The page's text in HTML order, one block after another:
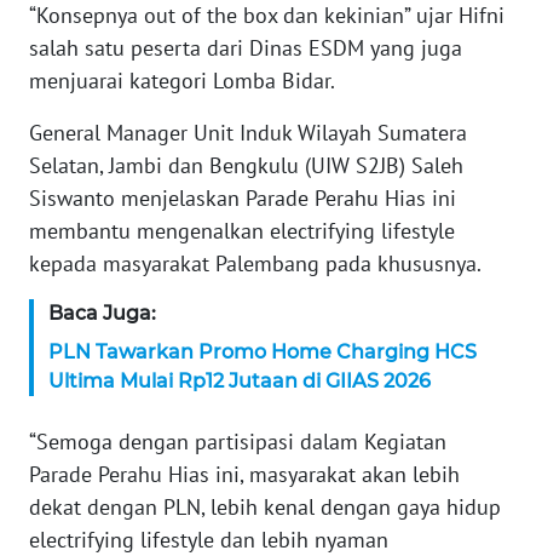
“Konsepnya out of the box dan kekinian” ujar Hifni
salah satu peserta dari Dinas ESDM yang juga
menjuarai kategori Lomba Bidar.
General Manager Unit Induk Wilayah Sumatera
Selatan, Jambi dan Bengkulu (UIW S2JB) Saleh
Siswanto menjelaskan Parade Perahu Hias ini
membantu mengenalkan electrifying lifestyle
kepada masyarakat Palembang pada khususnya.
Baca Juga:
PLN Tawarkan Promo Home Charging HCS
Ultima Mulai Rp12 Jutaan di GIIAS 2026
“Semoga dengan partisipasi dalam Kegiatan
Parade Perahu Hias ini, masyarakat akan lebih
dekat dengan PLN, lebih kenal dengan gaya hidup
electrifying lifestyle dan lebih nyaman
WN
BANTEN
NTT
WN
KEPRI
PAPUA
WN
WN
RIAU